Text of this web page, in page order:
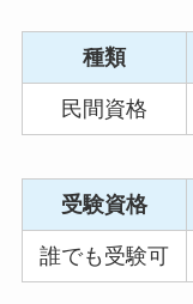
種類
民間資格
受験資格
誰でも受験可